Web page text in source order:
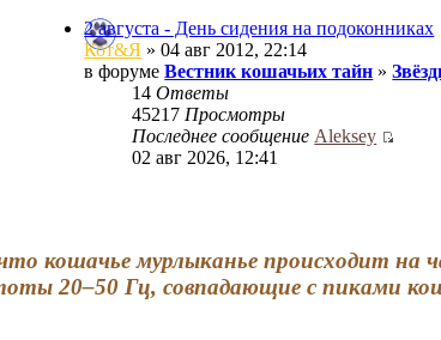
2 августа - День сидения на подоконниках
Кот&Я » 04 авг 2012, 22:14
в форумеВестник кошачьих тайн »
14Ответы
45217 Просмотры
Последнее сообщение Aleksey
02 авг 2026, 12:41
кошачье мурлыканье происходит на
20–50 Гц, совпадающие с пиками